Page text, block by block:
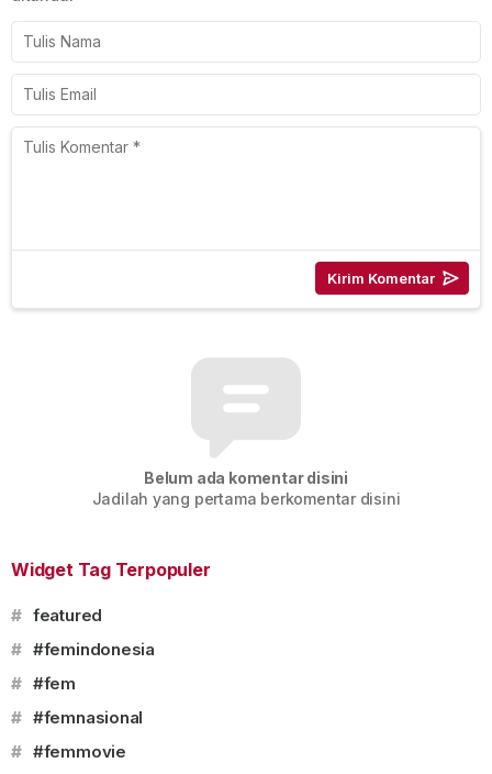
Belum ada komentar disini
Jadilah yang pertama berkomentar disini
Widget Tag Terpopuler
# featured
# #femindonesia
# #fem
# #femnasional
# #femmovie